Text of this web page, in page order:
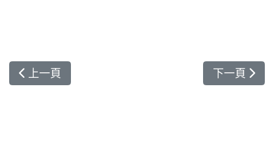
上一篇文章: 批判性反思 增進醫學專業能力
上一頁 下一篇文章
下一頁